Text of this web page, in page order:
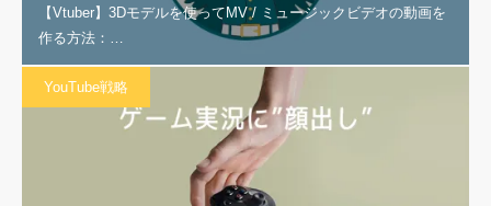
【Vtuber】3Dモデルを使ってMV / ミュージックビデオの動画を
作る方法：…
YouTube戦略